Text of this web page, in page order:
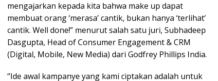
mengajarkan kepada kita bahwa make up dapat
membuat orang ‘merasa’ cantik, bukan hanya ‘terlihat’
cantik. Well done!” menurut salah satu juri, Subhadeep
Dasgupta, Head of Consumer Engagement & CRM
(Digital, Mobile, New Media) dari Godfrey Phillips India.
“Ide awal kampanye yang kami ciptakan adalah untuk